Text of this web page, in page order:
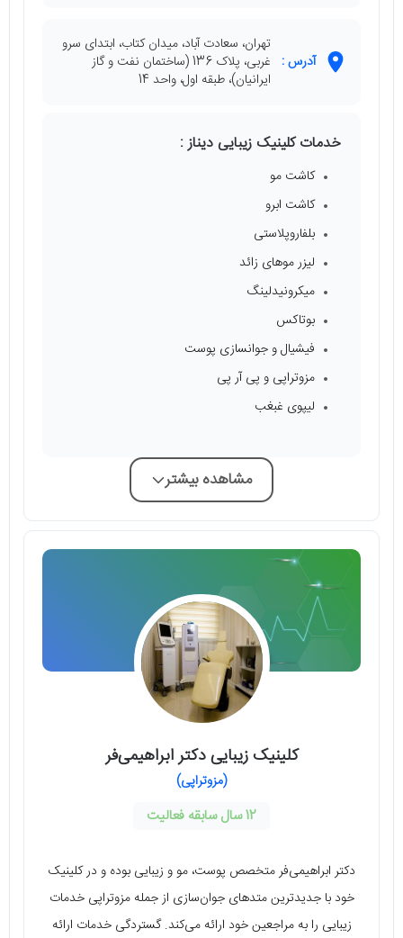
آدرس :
تهران، سعادت آباد، میدان کتاب، ابتدای سرو
غربی، پلاک 136 (ساختمان نفت و گاز
ایرانیان)، طبقه اول، واحد 14
خدمات کلینیک زیبایی دیناز :
کاشت مو
کاشت ابرو
بلفاروپلاستی
لیزر موهای زائد
میکرونیدلینگ
بوتاکس
فیشیال و جوانسازی پوست
مزوتراپی و پی آر پی
لیپوی غبغب
مشاهده بیشتر
کلینیک زیبایی دکتر ابراهیمی‌فر
(مزوتراپی)
12 سال سابقه فعالیت
دکتر ابراهیمی‌فر متخصص پوست، مو و زیبایی بوده و در کلینیک
خود با جدیدترین متدهای جوان‌سازی از جمله مزوتراپی خدمات
زیبایی را به مراجعین خود ارائه می‌کند. گستردگی خدمات ارائه